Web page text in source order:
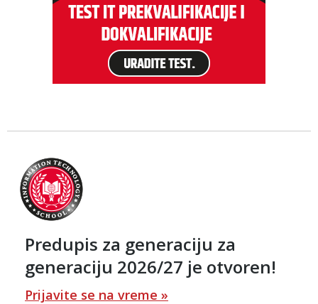
Predupis za generaciju za
generaciju 2026/27 je otvoren!
Prijavite se na vreme »